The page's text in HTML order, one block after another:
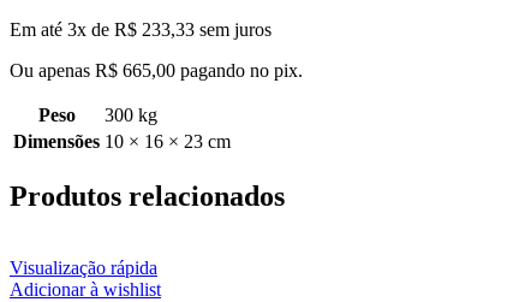
Em até 3x de R$ 233,33 sem juros
Ou apenas R$ 665,00 pagando no pix.
Peso
300 kg
Dimensões 10 × 16 × 23 cm
Produtos relacionados
Visualização rápida
Adicionar à wishlist